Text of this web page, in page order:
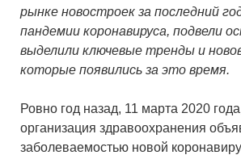
рынке новостроек за последний
пандемии коронавируса, подвели
выделили ключевые тренды и
которые появились за это время.
Ровно год назад, 11 марта 2020
организация здравоохранения
заболеваемостью новой